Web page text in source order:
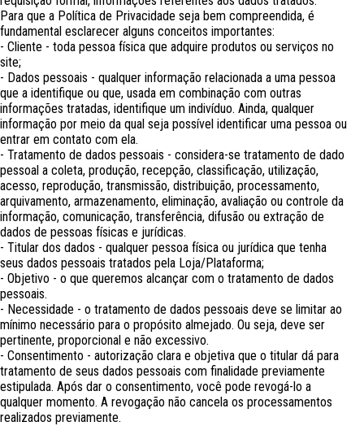
Para que a Política de Privacidade seja bem compreendida, é
fundamental esclarecer alguns conceitos importantes:
- Cliente - toda pessoa física que adquire produtos ou serviços no
site;
- Dados pessoais - qualquer informação relacionada a uma pessoa
que a identifique ou que, usada em combinação com outras
informações tratadas, identifique um indivíduo. Ainda, qualquer
informação por meio da qual seja possível identificar uma pessoa ou
entrar em contato com ela.
- Tratamento de dados pessoais - considera-se tratamento de dado
pessoal a coleta, produção, recepção, classificação, utilização,
acesso, reprodução, transmissão, distribuição, processamento,
arquivamento, armazenamento, eliminação, avaliação ou controle da
informação, comunicação, transferência, difusão ou extração de
dados de pessoas físicas e jurídicas.
- Titular dos dados - qualquer pessoa física ou jurídica que tenha
seus dados pessoais tratados pela Loja/Plataforma;
- Objetivo - o que queremos alcançar com o tratamento de dados
pessoais.
- Necessidade - o tratamento de dados pessoais deve se limitar ao
mínimo necessário para o propósito almejado. Ou seja, deve ser
pertinente, proporcional e não excessivo.
- Consentimento - autorização clara e objetiva que o titular dá para
tratamento de seus dados pessoais com finalidade previamente
estipulada. Após dar o consentimento, você pode revogá-lo a
qualquer momento. A revogação não cancela os processamentos
realizados previamente.